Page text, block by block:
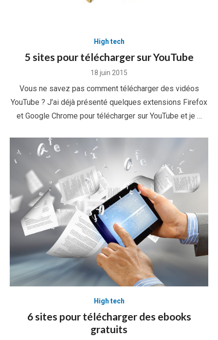
High tech
5 sites pour télécharger sur YouTube
Posted
18 juin 2015
Vous ne savez pas comment télécharger des vidéos
YouTube ? J’ai déjà présenté quelques extensions Firefox
et Google Chrome pour télécharger sur YouTube et je …
High tech
6 sites pour télécharger des ebooks
gratuits